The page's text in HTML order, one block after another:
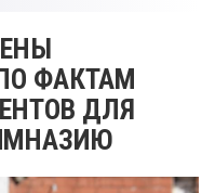
ФАКТАМ
ДЛЯ